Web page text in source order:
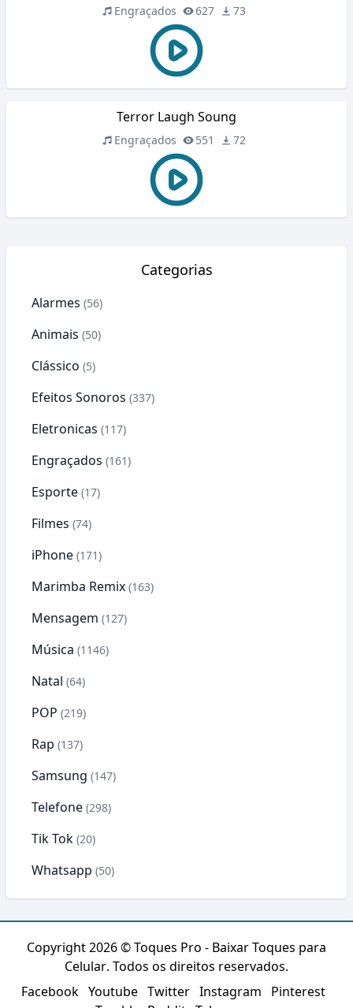
Engraçados 627 73
Terror Laugh Soung
Engraçados 551 72
Categorias
Alarmes (56)
Animais (50)
Clássico (5)
Efeitos Sonoros (337)
Eletronicas (117)
Engraçados (161)
Esporte (17)
Filmes (74)
iPhone (171)
Marimba Remix (163)
Mensagem (127)
Música (1146)
Natal (64)
POP (219)
Rap (137)
Samsung (147)
Telefone (298)
Tik Tok (20)
Whatsapp (50)
Copyright 2026 ©Toques Pro - Baixar Toques para
Celular. Todos os direitos reservados.
Facebook Youtube Twitter Instagram
Pinterest